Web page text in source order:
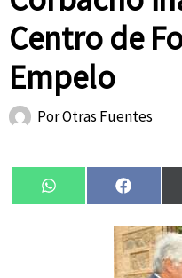
Centro de
Empelo
PorOtras Fuentes
Compartir
en
WhatsApp
en